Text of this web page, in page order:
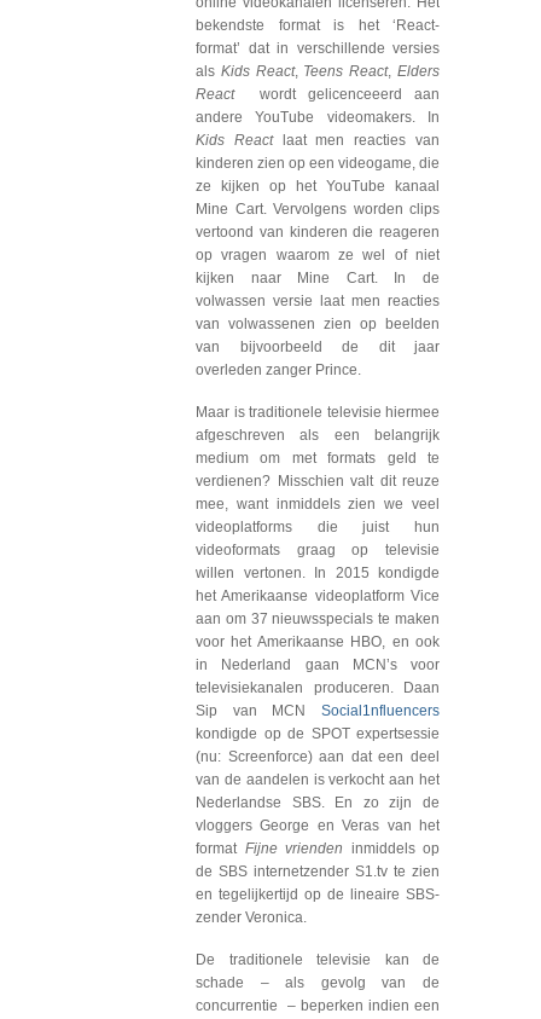
bekendste format is het ‘React-
format’ dat in verschillende versies
als Kids React, Teens React,Elders
React wordt gelicenceeerd aan
andere YouTube videomakers. In
Kids Reactlaat men reacties van
kinderen zien op een videogame, die
ze kijken op het YouTube kanaal
Mine Cart. Vervolgens worden clips
vertoond van kinderen die reageren
op vragen waarom ze wel of niet
kijken naar Mine Cart. In de
volwassen versie laat men reacties
van volwassenen zien op beelden
van bijvoorbeeld de dit jaar
overleden zanger Prince.
Maar is traditionele televisie hiermee
afgeschreven als een belangrijk
medium om met formats geld te
verdienen? Misschien valt dit reuze
mee, want inmiddels zien we veel
videoplatforms die juist hun
videoformats graag op televisie
willen vertonen. In 2015 kondigde
het Amerikaanse videoplatform Vice
aan om 37 nieuwsspecials te maken
voor het Amerikaanse HBO, en ook
in Nederland gaan MCN’s voor
televisiekanalen produceren. Daan
Sip van MCN Social1nfluencers
kondigde op de SPOT expertsessie
(nu: Screenforce) aan dat een deel
van de aandelen is verkocht aan het
Nederlandse SBS. En zo zijn de
vloggers George en Veras van het
format Fijne vrienden inmiddels op
de SBS internetzender S1.tv te zien
en tegelijkertijd op de lineaire SBS-
zender Veronica.
De traditionele televisie kan de
schade – als gevolg van de
concurrentie – beperken indien een